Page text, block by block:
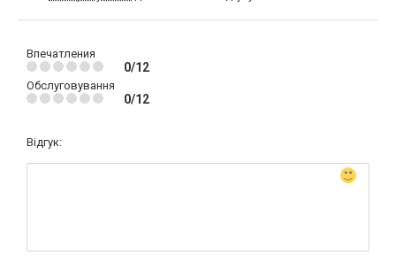
Впечатления
0/12
Обслуговування
0/12
Відгук: